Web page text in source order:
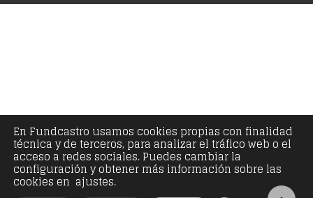
En Fundcastro usamos cookies propias con finalidad
técnica y de terceros, para analizar el tráfico web o el
acceso a redes sociales. Puedes cambiar la
configuración y obtener más información sobre las
cookies en ajustes.